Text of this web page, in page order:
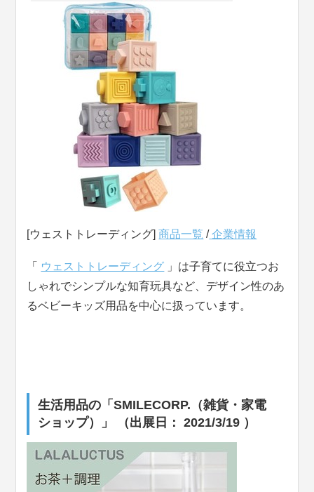
[ウェストトレーディング]商品一覧 /企業情報
「 ウェストトレーディング 」は子育てに役立つお
しゃれでシンプルな知育玩具など、デザイン性のあ
るベビーキッズ用品を中心に扱っています。
生活用品の「SMILECORP.（雑貨・家電
ショップ）」 （出展日： 2021/3/19 ）